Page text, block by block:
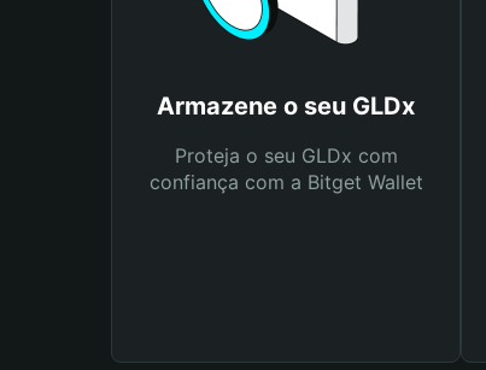
Armazene o seu GLDx
Proteja o seu GLDx com
confiança com a Bitget Wallet